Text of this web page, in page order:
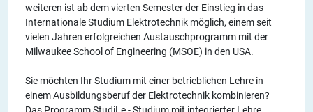
weiteren ist ab dem vierten Semester der Einstieg in das
Internationale Studium Elektrotechnik möglich, einem seit
vielen Jahren erfolgreichen Austauschprogramm mit der
Milwaukee School of Engineering (MSOE) in den USA.
Sie möchten Ihr Studium mit einer betrieblichen Lehre in
einem Ausbildungsberuf der Elektrotechnik kombinieren?